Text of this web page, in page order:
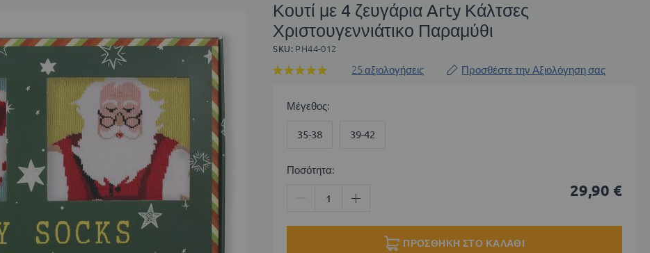
Κουτί με 4 ζευγάρια Arty Κάλτσες
Χριστουγεννιάτικο Παραμύθι
SKU PH44-012
Βαθμολογία:
25 αξιολογήσεις Προσθέστε την Αξιολόγηση σας
Μέγεθος
35-38 39-42
29,90 €
Ποσότητα:
ΠΡΟΣΘΉΚΗ ΣΤΟ ΚΑΛΆΘΙ